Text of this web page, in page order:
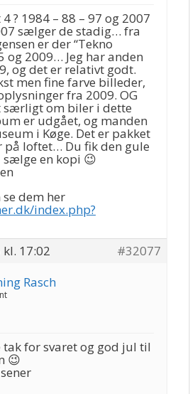
? 1984 – 88 – 97 og 2007
sælger de stadig… fra
er der “Tekno
og 2009… Jeg har anden
og det er relativt godt.
men fine farve billeder,
fra 2009. OG
særligt om biler i dette
er udgået, og manden
i Køge. Det er pakket
på loftet… Du fik den gule
sælge en kopi 😉
dem her
index.php?
17:02
#32077
Rasch
tak for svaret og god jul til
😉